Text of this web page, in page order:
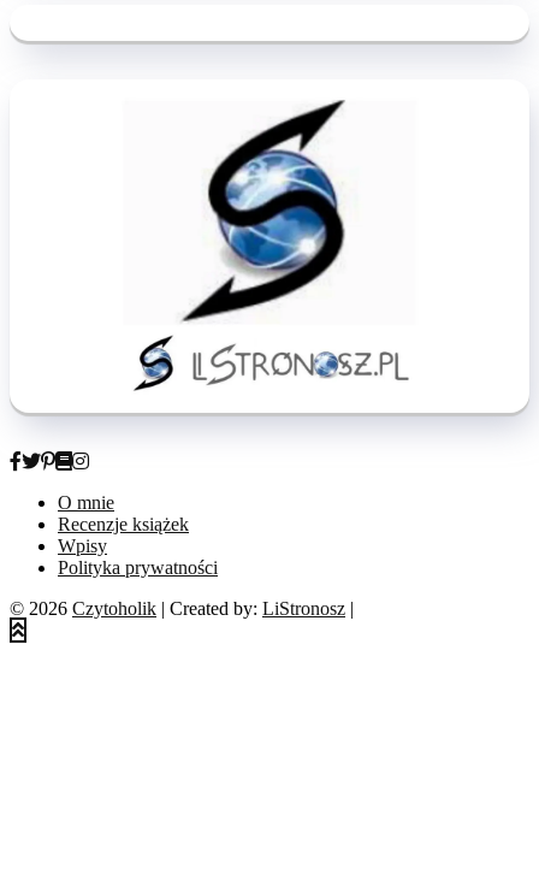
O mnie
Recenzje książek
Wpisy
Polityka prywatności
© 2026 Czytoholik | Created by: LiStronosz |